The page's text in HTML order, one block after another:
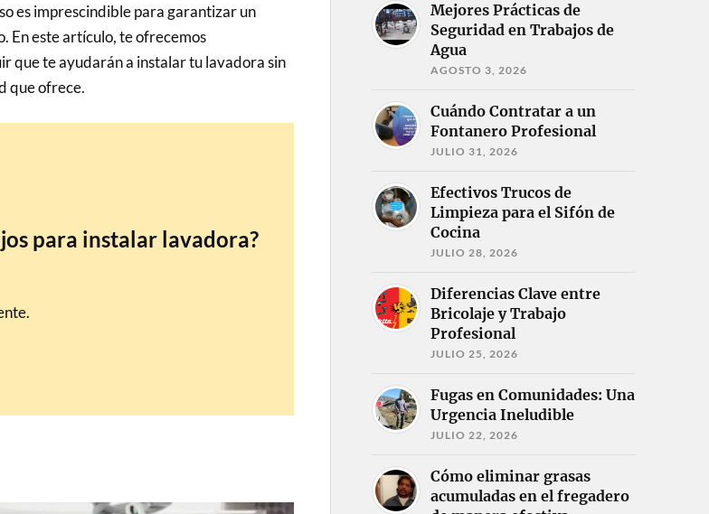
es imprescindible para garantizar un
En este artículo, te ofrecemos
que te ayudarán a instalar tu lavadora sin
que ofrece.
para instalar lavadora?
Mejores Prácticas de
Seguridad en Trabajos de
Agua
AGOSTO 3, 2026
Cuándo Contratar a un
Fontanero Profesional
JULIO 31, 2026
Efectivos Trucos de
Limpieza para el Sifón de
Cocina
JULIO 28, 2026
Diferencias Clave entre
Bricolaje y Trabajo
Profesional
JULIO 25, 2026
Fugas en Comunidades: Una
Urgencia Ineludible
JULIO 22, 2026
Cómo eliminar grasas
acumuladas en el fregadero